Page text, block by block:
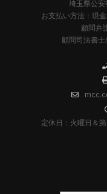
埼玉県公
お支払い方法：現
顧問弁
顧問司法書
定休日：火曜日＆